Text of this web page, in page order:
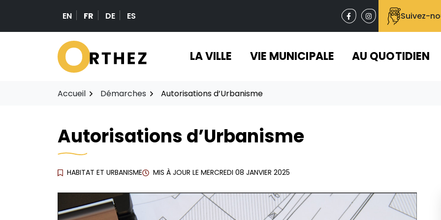
contenu
EN FR DE ES Facebook
(ouverture dans un
Instagram
(ouverture dans
Suivez-
LA VILLE VIE MUNICIPALE AU QUOTIDIEN
Accueil Démarches Autorisations d’Urbanisme
Autorisations d’Urbanisme
HABITAT ET URBANISME MIS À JOUR LE MERCREDI 08 JANVIER 2025